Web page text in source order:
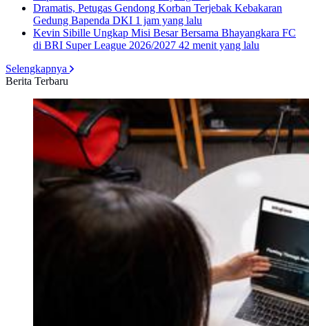
Dramatis, Petugas Gendong Korban Terjebak Kebakaran
Gedung Bapenda DKI 1 jam yang lalu
Kevin Sibille Ungkap Misi Besar Bersama Bhayangkara FC
di BRI Super League 2026/2027 42 menit yang lalu
Selengkapnya
Berita Terbaru